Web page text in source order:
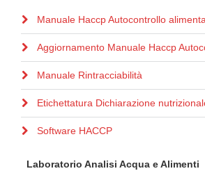
Manuale Haccp Autocontrollo
Aggiornamento Manuale Haccp
Manuale Rintracciabilità
Etichettatura Dichiarazione
Software HACCP
Laboratorio Analisi Acqua e Alimenti